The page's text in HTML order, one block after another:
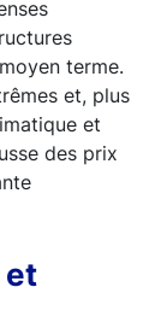
terme.
et, plus
et
des prix
et